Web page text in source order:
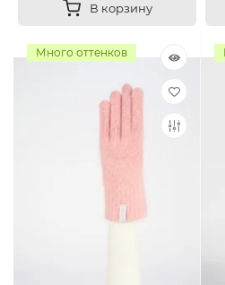
В корзину
Много оттенков